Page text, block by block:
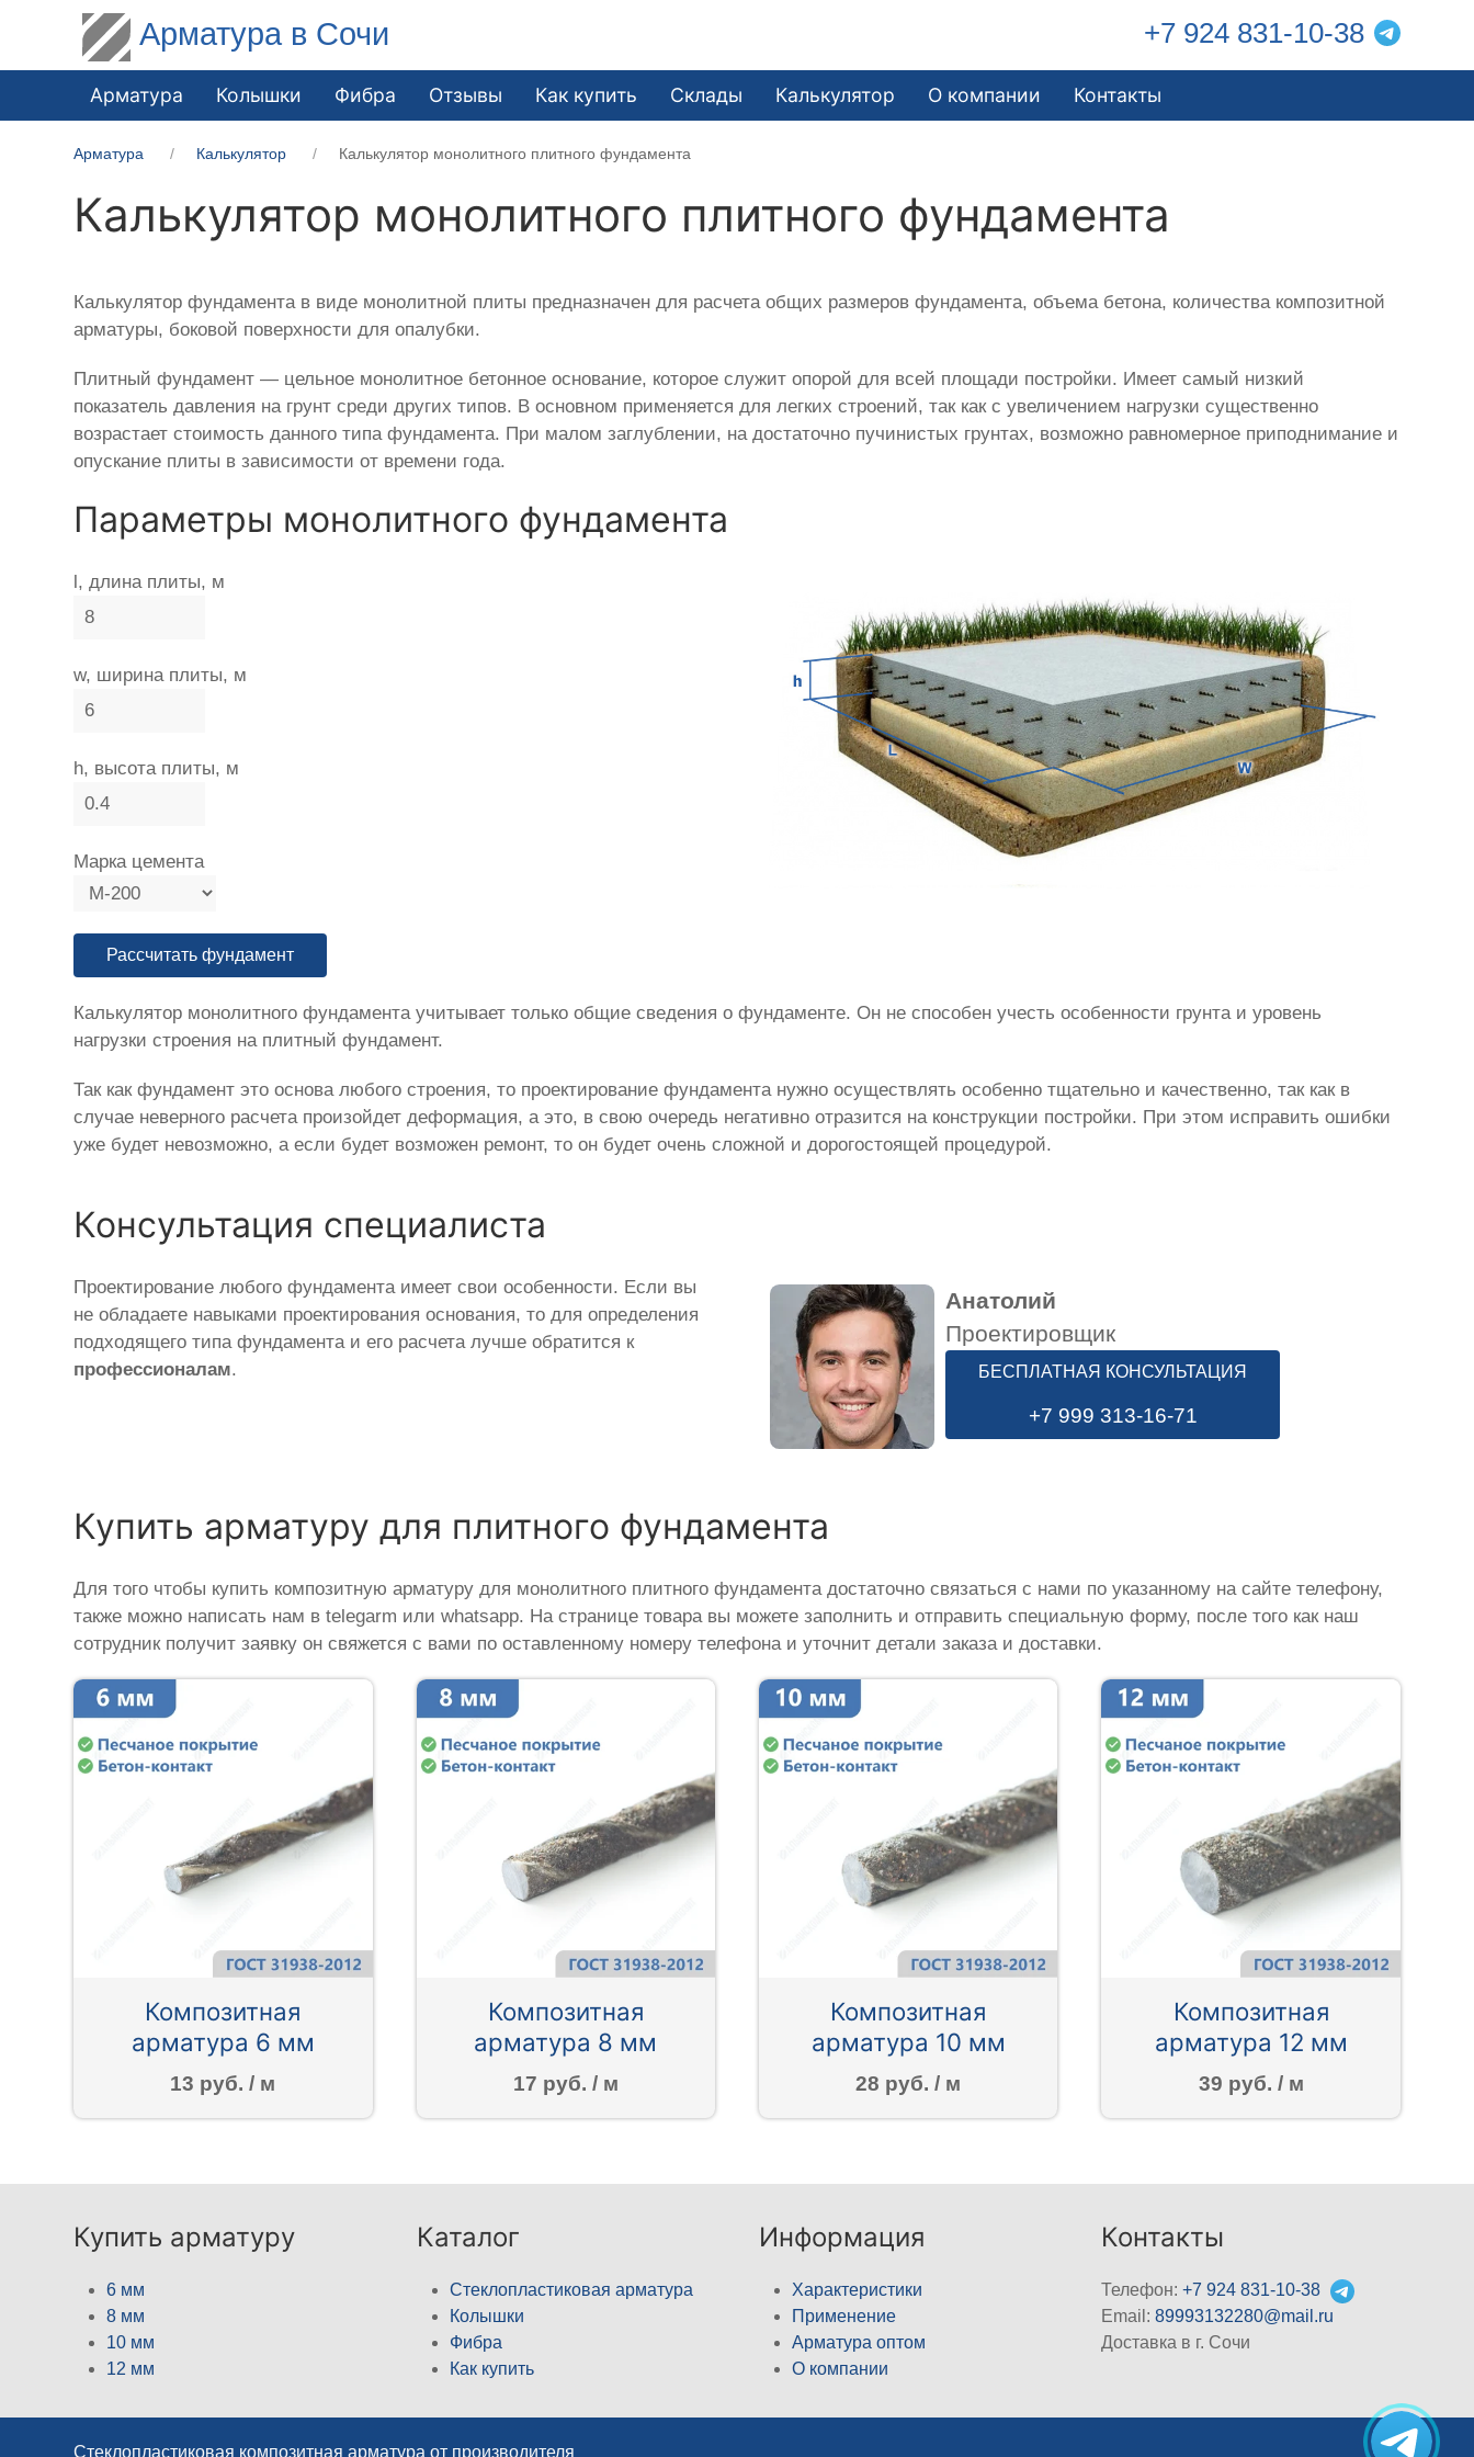
Арматура в Сочи +7 924 831-10-38
Арматура Колышки Фибра Отзывы Как купить Склады Калькулятор О компании Контакты
Арматура Калькулятор Калькулятор монолитного плитного фундамента
Калькулятор монолитного плитного фундамента
Калькулятор фундамента в виде монолитной плиты предназначен для расчета общих размеров фундамента, объема бетона, количества композитной
арматуры, боковой поверхности для опалубки.
Плитный фундамент — цельное монолитное бетонное основание, которое служит опорой для всей площади постройки. Имеет самый низкий
показатель давления на грунт среди других типов. В основном применяется для легких строений, так как с увеличением нагрузки существенно
возрастает стоимость данного типа фундамента. При малом заглублении, на достаточно пучинистых грунтах, возможно равномерное приподнимание и
опускание плиты в зависимости от времени года.
Параметры монолитного фундамента
l, длина плиты, м
w, ширина плиты, м
h, высота плиты, м
Марка цемента
Калькулятор монолитного фундамента учитывает только общие сведения о фундаменте. Он не способен учесть особенности грунта и уровень
нагрузки строения на плитный фундамент.
Так как фундамент это основа любого строения, то проектирование фундамента нужно осуществлять особенно тщательно и качественно, так как в
случае неверного расчета произойдет деформация, а это, в свою очередь негативно отразится на конструкции постройки. При этом исправить ошибки
уже будет невозможно, а если будет возможен ремонт, то он будет очень сложной и дорогостоящей процедурой.
Консультация специалиста
Проектирование любого фундамента имеет свои особенности. Если вы
не обладаете навыками проектирования основания, то для определения
подходящего типа фундамента и его расчета лучше обратится к
профессионалам.
Анатолий
Проектировщик
БЕСПЛАТНАЯ КОНСУЛЬТАЦИЯ
+7 999 313-16-71
Купить арматуру для плитного фундамента
Для того чтобы купить композитную арматуру для монолитного плитного фундамента достаточно связаться с нами по указанному на сайте телефону,
также можно написать нам в telegarm или whatsapp. На странице товара вы можете заполнить и отправить специальную форму, после того как наш
сотрудник получит заявку он свяжется с вами по оставленному номеру телефона и уточнит детали заказа и доставки.
Композитная
арматура 6 мм
13 руб. / м
Композитная
арматура 8 мм
17 руб. / м
Композитная
арматура 10 мм
28 руб. / м
Композитная
арматура 12 мм
39 руб. / м
Купить арматуру
6 мм
8 мм
10 мм
12 мм
Каталог
Стеклопластиковая арматура
Колышки
Фибра
Как купить
Информация
Характеристики
Применение
Арматура оптом
О компании
Контакты
Телефон:+7 924 831-10-38
Email:89993132280@mail.ru
Доставка в г. Сочи
Стеклопластиковая композитная арматура от производителя